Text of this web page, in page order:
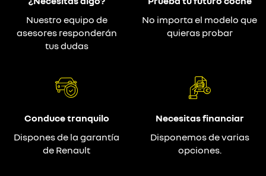
Nuestro equipo de
asesores responderán
tus dudas
No importa el modelo que
quieras probar
Conduce tranquilo
Dispones de la garantía
de Renault
Necesitas financiar
Disponemos de varias
opciones.